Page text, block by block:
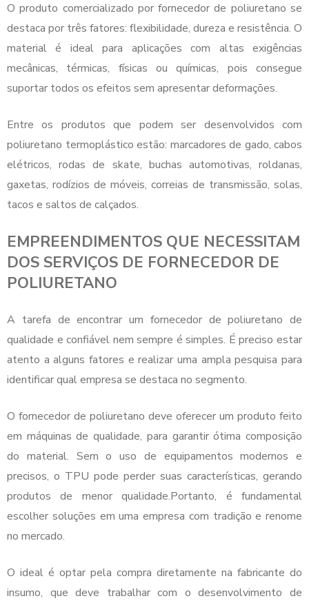
O produto comercializado porfornecedor de poliuretano se
destaca por três fatores: flexibilidade, dureza e resistência. O
material é ideal para aplicações com altas exigências
mecânicas, térmicas, físicas ou químicas, pois consegue
suportar todos os efeitos sem apresentar deformações.
Entre os produtos que podem ser desenvolvidos com
poliuretano termoplástico estão: marcadores de gado, cabos
elétricos, rodas de skate, buchas automotivas, roldanas,
gaxetas, rodízios de móveis, correias de transmissão, solas,
tacos e saltos de calçados.
EMPREENDIMENTOS QUE NECESSITAM
DOS SERVIÇOS DE FORNECEDOR DE
POLIURETANO
A tarefa de encontrar um fornecedor de poliuretano de
qualidade e confiável nem sempre é simples. É preciso estar
atento a alguns fatores e realizar uma ampla pesquisa para
identificar qual empresa se destaca no segmento.
O fornecedor de poliuretano deve oferecer um produto feito
em máquinas de qualidade, para garantir ótima composição
do material. Sem o uso de equipamentos modernos e
precisos, o TPU pode perder suas características, gerando
produtos de menor qualidade.Portanto, é fundamental
escolher soluções em uma empresa com tradição e renome
no mercado.
O ideal é optar pela compra diretamente na fabricante do
insumo, que deve trabalhar com o desenvolvimento de